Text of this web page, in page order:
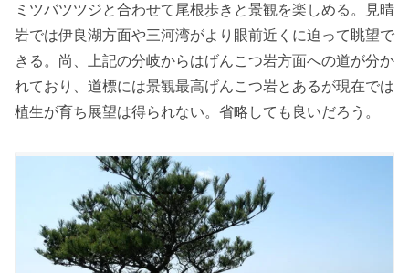
ミツバツツジと合わせて尾根歩きと景観を楽しめる。見晴
岩では伊良湖方面や三河湾がより眼前近くに迫って眺望で
きる。尚、上記の分岐からはげんこつ岩方面への道が分か
れており、道標には景観最高げんこつ岩とあるが現在では
植生が育ち展望は得られない。省略しても良いだろう。